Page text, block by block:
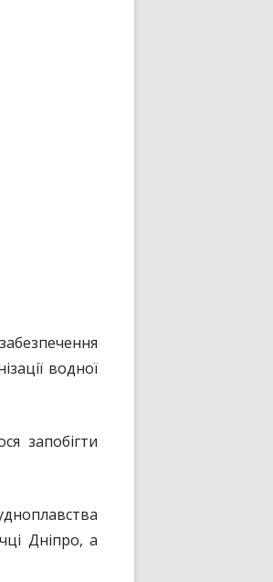
водної
запобігти
Дніпро, а